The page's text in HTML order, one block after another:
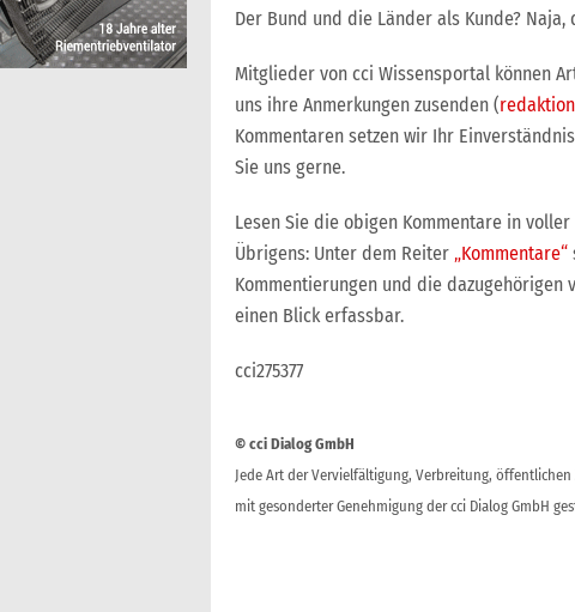
Der Bund und die Länder als Kunde? Naja,
Mitglieder von cci Wissensportal können
uns ihre Anmerkungen zusenden (
Kommentaren setzen wir Ihr
Sie uns gerne.
Lesen Sie die obigen Kommentare in
Übrigens: Unter dem Reiter „Kommentare“
Kommentierungen und die
einen Blick erfassbar.
cci275377
© cci Dialog GmbH
Jede Art der Vervielfältigung, Verbreitung,
mit gesonderter Genehmigung der cci Dialog GmbH